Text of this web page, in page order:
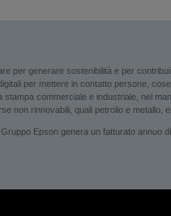
per generare sostenibilità e per
per mettere in contatto persone,
commerciale e industriale, nel
non rinnovabili, quali petrolio e metallo,
Epson genera un fatturato annuo